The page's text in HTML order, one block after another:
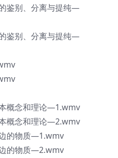
鉴别、分离与提纯—
鉴别、分离与提纯—
概念和理论—1.wmv
概念和理论—2.wmv
的物质—1.wmv
的物质—2.wmv